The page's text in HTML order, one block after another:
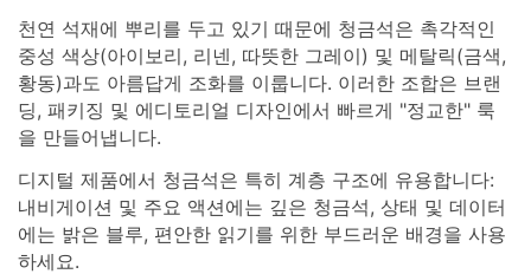
천연 석재에 뿌리를 두고 있기 때문에 청금석은 촉각적인
중성 색상(아이보리, 리넨, 따뜻한 그레이) 및 메탈릭(금색,
황동)과도 아름답게 조화를 이룹니다. 이러한 조합은 브랜
딩, 패키징 및 에디토리얼 디자인에서 빠르게 "정교한" 룩
을 만들어냅니다.
디지털 제품에서 청금석은 특히 계층 구조에 유용합니다:
내비게이션 및 주요 액션에는 깊은 청금석, 상태 및 데이터
에는 밝은 블루, 편안한 읽기를 위한 부드러운 배경을 사용
하세요.